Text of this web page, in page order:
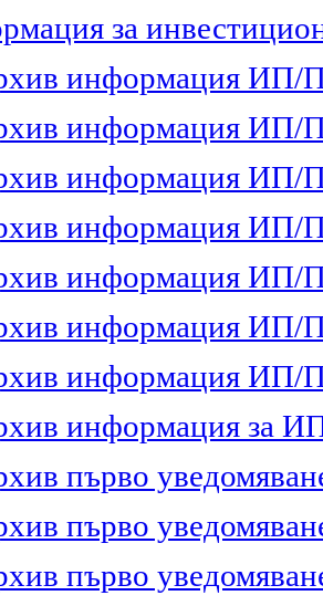
за
информация ИП/
информация ИП/
информация ИП/
информация ИП/
информация ИП/
информация ИП/
информация ИП/
информация за
първо
първо
първо